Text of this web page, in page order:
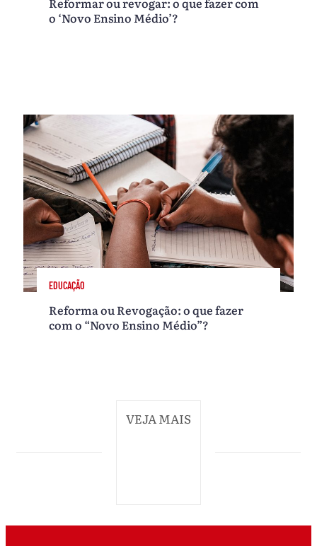
o ‘Novo Ensino Médio’?
EDUCAÇÃO
Reforma ou Revogação: o que fazer
com o “Novo Ensino Médio”?
VEJA MAIS